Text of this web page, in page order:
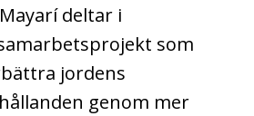
deltar i
som
jordens
genom mer